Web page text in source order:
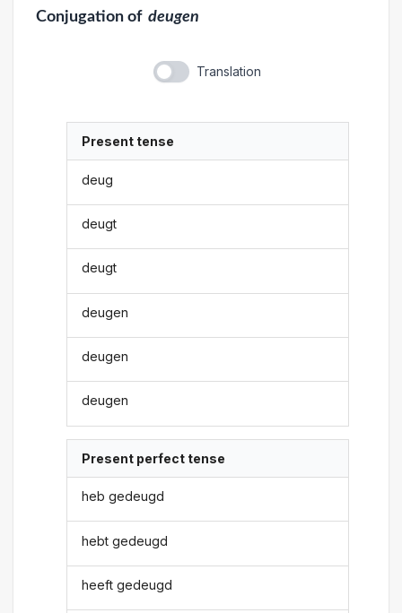
Conjugationof deugen
Translation
Present tense
deug
deugt
deugt
deugen
deugen
deugen
Present perfect tense
heb gedeugd
hebt gedeugd
heeft gedeugd